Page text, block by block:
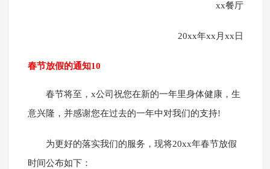
xx餐厅
20xx年xx月xx日
春节放假的通知10
春节将至，x公司祝您在新的一年里身体健康，生
意兴隆，并感谢您在过去的一年中对我们的支持!
为更好的落实我们的服务，现将20xx年春节放假
时间公布如下：